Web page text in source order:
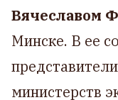
Вячеславом
Минске. В ее
министерств